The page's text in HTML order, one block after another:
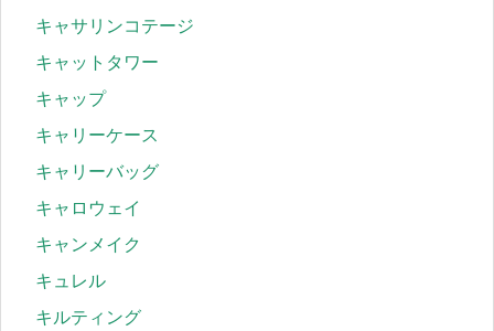
キャサリンコテージ
キャットタワー
キャップ
キャリーケース
キャリーバッグ
キャロウェイ
キャンメイク
キュレル
キルティング